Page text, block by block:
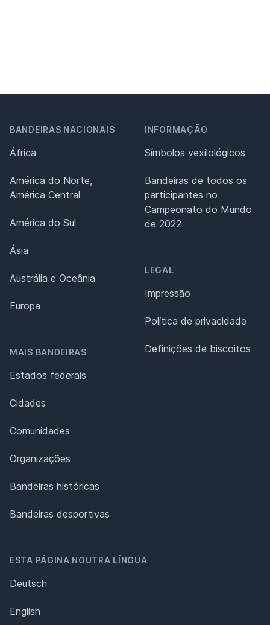
BANDEIRAS NACIONAIS
África
América do Norte,
América Central
América do Sul
Ásia
Austrália e Oceânia
Europa
MAIS BANDEIRAS
Estados federais
Cidades
Comunidades
Organizações
Bandeiras históricas
Bandeiras desportivas
INFORMAÇÃO
Símbolos vexilológicos
Bandeiras de todos os
participantes no
Campeonato do Mundo
de 2022
LEGAL
Impressão
Política de privacidade
Definições de biscoitos
ESTA PÁGINA NOUTRA LÍNGUA
Deutsch
English